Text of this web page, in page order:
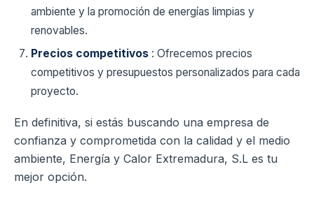
ambiente y la promoción de energías limpias y
renovables.
Precios competitivos : Ofrecemos precios
competitivos y presupuestos personalizados para cada
proyecto.
En definitiva, si estás buscando una empresa de
confianza y comprometida con la calidad y el medio
ambiente, Energía y Calor Extremadura, S.L es tu
mejor opción.